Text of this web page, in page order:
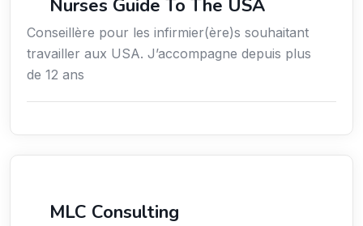
Nurses Guide To The USA
Conseillère pour les infirmier(ère)s souhaitant
travailler aux USA. J’accompagne depuis plus
de 12 ans
MLC Consulting